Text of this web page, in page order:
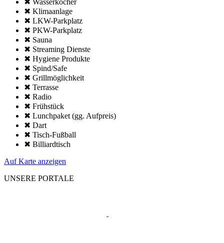
✖ Wasserkocher
✖ Klima­anlage
✖ LKW-Parkplatz
✖ PKW-Parkplatz
✖ Sauna
✖ Streaming Dienste
✖ Hygiene Produkte
✖ Spind/Safe
✖ Grillmöglich­keit
✖ Terrasse
✖ Radio
✖ Frühstück
✖ Lunchpaket (gg. Aufpreis)
✖ Dart
✖ Tisch-Fußball
✖ Billiardtisch
Auf Karte anzeigen
UNSERE PORTALE